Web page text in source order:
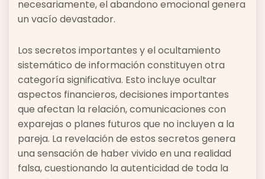
necesariamente, el abandono emocional genera
un vacío devastador.
Los secretos importantes y el ocultamiento
sistemático de información constituyen otra
categoría significativa. Esto incluye ocultar
aspectos financieros, decisiones importantes
que afectan la relación, comunicaciones con
exparejas o planes futuros que no incluyen a la
pareja. La revelación de estos secretos genera
una sensación de haber vivido en una realidad
falsa, cuestionando la autenticidad de toda la